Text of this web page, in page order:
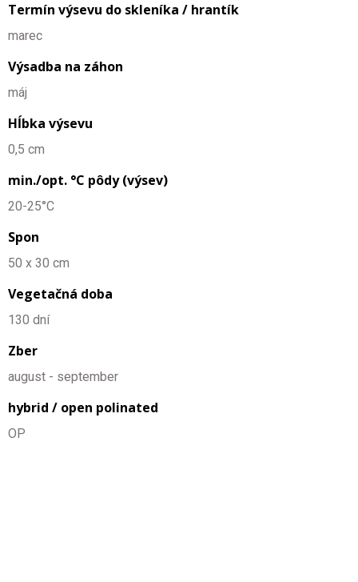
Termín výsevu do skleníka / hrantík
marec
Výsadba na záhon
máj
Hĺbka výsevu
0,5 cm
min./opt. °C pôdy (výsev)
20-25°C
Spon
50 x 30 cm
Vegetačná doba
130 dní
Zber
august - september
hybrid / open polinated
OP